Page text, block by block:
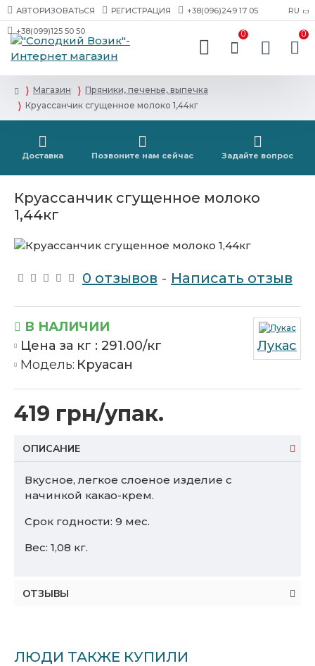
АВТОРИЗОВАТЬСЯ РЕГИСТРАЦИЯ +38(096)249 17 05
+38(099)125 50 50
RU
0 0
Магазин
Пряники, печенье, выпечка
Круассанчик сгущенное молоко 1,44кг
Доставка Позвоните нам сейчас Задайте вопрос
Круассанчик сгущенное молоко
1,44кг
0 отзывов - Написать отзыв
419 грн/упак.
В НАЛИЧИИ
Цена за кг : 291.00/кг
Модель: Круасан
Лукас
ОПИСАНИЕ
Вкусное, легкое слоеное изделие с
начинкой какао-крем.
Срок годности: 9 мес.
Вес: 1,08 кг.
ОТЗЫВЫ
ЛЮДИ ТАКЖЕ КУПИЛИ